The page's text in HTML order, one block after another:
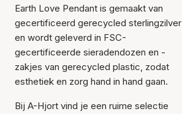
Earth Love Pendant is gemaakt van
gecertificeerd gerecycled sterlingzilver
en wordt geleverd in FSC-
gecertificeerde sieradendozen en -
zakjes van gerecycled plastic, zodat
esthetiek en zorg hand in hand gaan.
Bij A-Hjort vind je een ruime selectie